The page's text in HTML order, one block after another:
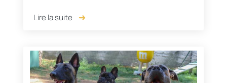
Lire la suite